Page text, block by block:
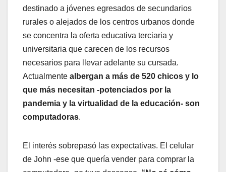
destinado a jóvenes egresados de secundarios
rurales o alejados de los centros urbanos donde
se concentra la oferta educativa terciaria y
universitaria que carecen de los recursos
necesarios para llevar adelante su cursada.
Actualmente albergan a más de 520 chicos y lo
que más necesitan -potenciados por la
pandemia y la virtualidad de la educación- son
computadoras.
El interés sobrepasó las expectativas. El celular
de John -ese que quería vender para comprar la